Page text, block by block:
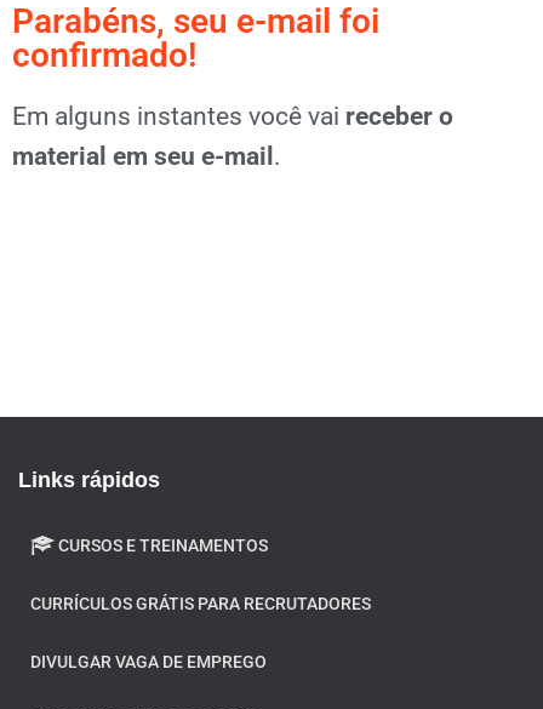
Parabéns, seu e-mail foi
confirmado!
Em alguns instantes você vai receber o
material em seu e-mail .
Links rápidos
CURSOS E TREINAMENTOS
CURRÍCULOS GRÁTIS PARA RECRUTADORES
DIVULGAR VAGA DE EMPREGO